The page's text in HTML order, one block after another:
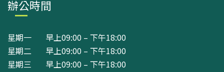
辦公時間
星期一 早上09:00 – 下午18:00
星期二 早上09:00 – 下午18:00
星期三 早上09:00 – 下午18:00